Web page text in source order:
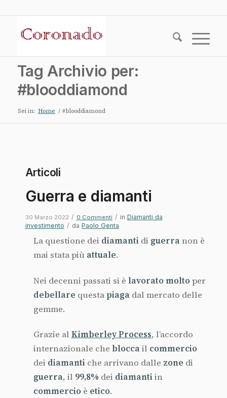
Tag Archivio per:
#blooddiamond
Sei in: Home / #blooddiamond
Articoli
Guerra e diamanti
30 Marzo 2022 / 0 Commenti / in Diamanti da
investimento / da Paolo Genta
La questione dei diamanti di guerranon è
mai stata più attuale.
Nei decenni passati si è lavorato moltoper
debellare questa piaga dal mercato delle
gemme.
Grazie al KimberleyProcess, l’accordo
internazionale che bloccail commercio
dei diamanti che arrivano dalle zone di
guerra, il 99,8% dei diamantiin
commercio è etico.